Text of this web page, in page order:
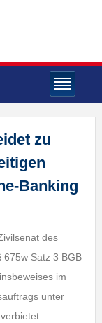
zu
Banking
des
675w Satz 3 BGB
im
unter